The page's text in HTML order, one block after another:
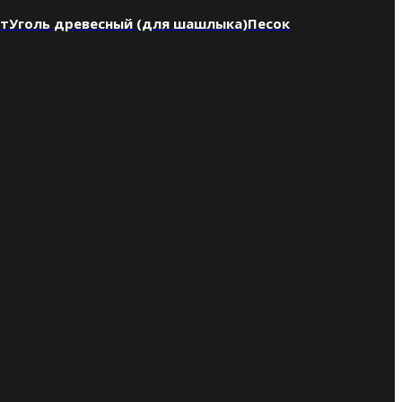
Уголь древесный (для шашлыка)Песок